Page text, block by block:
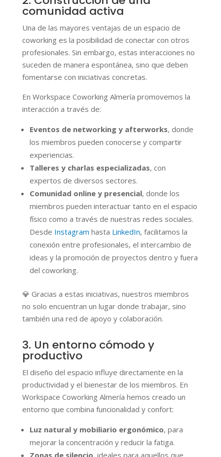
comunidad activa
Una de las mayores ventajas de un espacio de
coworking es la posibilidad de conectar con otros
profesionales. Sin embargo, estas interacciones no
suceden de manera espontánea, sino que deben
fomentarse con iniciativas concretas.
En Workspace Coworking Almería promovemos la
interacción a través de:
Eventos de networking y afterworks, donde
los miembros pueden conocerse y compartir
experiencias.
Talleres y charlas especializadas, con
expertos de diversos sectores.
Comunidad online y presencial, donde los
miembros pueden interactuar tanto en el espacio
físico como a través de nuestras redes sociales.
Desde Instagram hasta LinkedIn, facilitamos la
conexión entre profesionales, el intercambio de
ideas y la promoción de proyectos dentro y fuera
del coworking.
💎 Gracias a estas iniciativas, nuestros miembros
no solo encuentran un lugar donde trabajar, sino
también una red de apoyo y colaboración.
3. Un entorno cómodo y
productivo
El diseño del espacio influye directamente en la
productividad y el bienestar de los miembros. En
Workspace Coworking Almería hemos creado un
entorno que combina funcionalidad y confort:
Luz natural y mobiliario ergonómico, para
mejorar la concentración y reducir la fatiga.
Zonas de silencio, ideales para aquellos que